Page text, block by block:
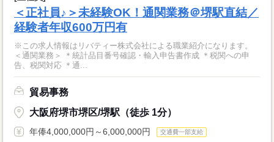
＜正社員♪＞未経験OK！通関業務＠堺駅直結／
経験者年収600万円有
※この求人情報はリバティー株式会社による職業紹介になります。
＜通関業務＞ ＊統計品目番号確認・輸入申告書作成 ＊税関への申
告、税関対応 ＊通...
貿易事務
大阪府堺市堺区/堺駅（徒歩 1分）
年俸4,000,000円～6,000,000円 交通費一部支給